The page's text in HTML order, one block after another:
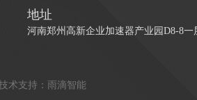
地址
河南郑州高新企业加速器产业园D8-8一
术支持：雨滴智能